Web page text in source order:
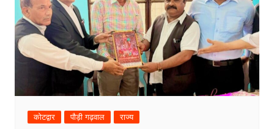
कोटद्वार पौड़ी गढ़वाल राज्य